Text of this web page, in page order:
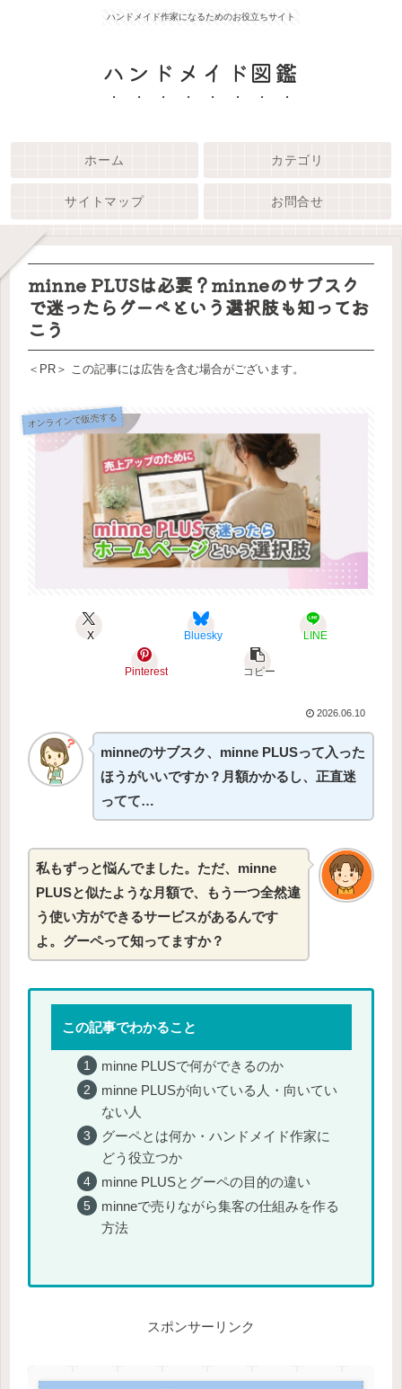
ハンドメイド作家になるためのお役立ちサイト
ハンドメイド図鑑
ホーム カテゴリ
サイトマップ お問合せ
minne PLUSは必要？minneのサブスク
で迷ったらグーペという選択肢も知ってお
こう
＜PR＞ この記事には広告を含む場合がございます。
オンラインで販売する
X Bluesky LINE
Pinterest コピー
2026.06.10
minneのサブスク、minne PLUSって入った
ほうがいいですか？月額かかるし、正直迷
ってて…
私もずっと悩んでました。ただ、minne
PLUSと似たような月額で、もう一つ全然違
う使い方ができるサービスがあるんです
よ。グーペって知ってますか？
この記事でわかること
minne PLUSで何ができるのか
minne PLUSが向いている人・向いてい
ない人
グーペとは何か・ハンドメイド作家に
どう役立つか
minne PLUSとグーペの目的の違い
minneで売りながら集客の仕組みを作る
方法
スポンサーリンク